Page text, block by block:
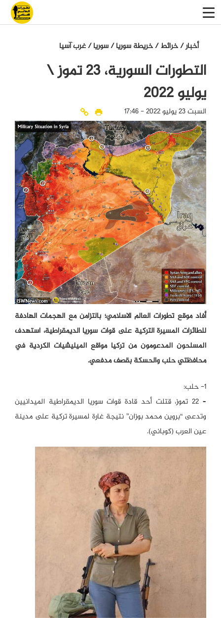
أخبار/خرائط/خريطة سوريا/سوريا/غرب آسيا
التطورات السورية، 23 تموز \
يوليو 2022
السبت 23 يوليو 2022 - 17:46
أفاد موقع تطورات العالم الاسلامي؛ بالتزامن مع الهجمات الهادفة
للطائرات المسيرة التركية على قوات سوريا الديمقراطية، استهدف
المسلحون المدعومون من تركيا مواقع الميليشيات الكردية في
محافظتي حلب والحسكة بقصف مدفعي.
1- حلب:
– 22 تموز، قتلت أحد قادة قوات سوريا الديمقراطية الميدانيين
وتدعى “بروين محمد بوزان” نتيجة غارة لمسيرة تركية على مدينة
عين العرب (كوباني).